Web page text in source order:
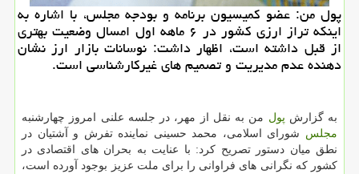
پول من: عضو كمیسیون برنامه و بودجه مجلس، با اشاره به
اینكه تراز ارزی كشور در ۶ ماهه اول امسال وضعیت بهتری
از قبل داشته است، اظهار داشت: نوسانات بازار ارز نشان
دهنده عدم مدیریت و تصمیم های غیركارشناسی است.
به گزارش پول من به نقل از مهر، در جلسه علنی امروز چهارشنبه
مجلس شورای اسلامی، محمد حسینی نماینده تفرش و آشتیان در
نطق میان دستور تصریح كرد: با عنایت به بحران های اقتصادی در
كشور كه نگرانی های فراوانی را برای ملت عزیز بوجود آورده است،